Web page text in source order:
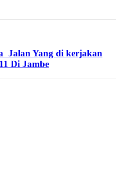
Jalan Yang di kerjakan
Di Jambe